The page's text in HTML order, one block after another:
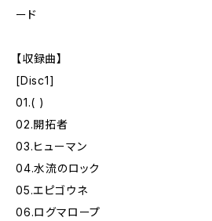
ード
【収録曲】
[Disc1]
01.( )
02.開拓者
03.ヒューマン
04.水流のロック
05.エピゴウネ
06.ログマロープ